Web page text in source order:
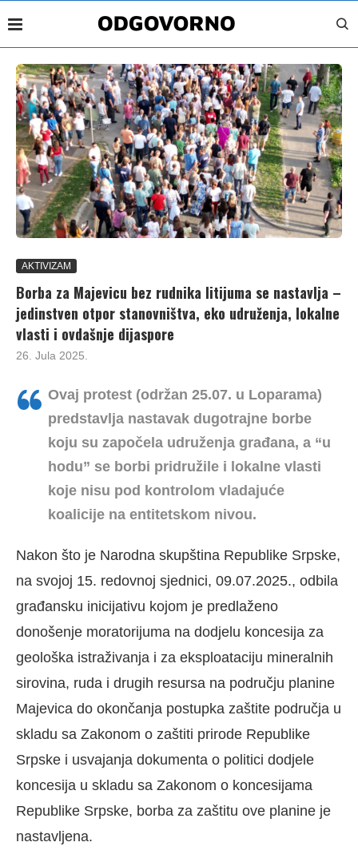
AKTIVIZAM
Borba za Majevicu bez rudnika litijuma se nastavlja –
jedinstven otpor stanovništva, eko udruženja, lokalne
vlasti i ovdašnje dijaspore
26. Jula 2025.
Ovaj protest (održan 25.07. u Loparama)
predstavlja nastavak dugotrajne borbe
koju su započela udruženja građana, a “u
hodu” se borbi pridružile i lokalne vlasti
koje nisu pod kontrolom vladajuće
koalicije na entitetskom nivou.
Nakon što je Narodna skupština Republike Srpske,
na svojoj 15. redovnoj sjednici, 09.07.2025., odbila
građansku inicijativu kojom je predlaženo
donošenje moratorijuma na dodjelu koncesija za
geološka istraživanja i za eksploataciju mineralnih
sirovina, ruda i drugih resursa na području planine
Majevica do okončanja postupka zaštite područja u
skladu sa Zakonom o zaštiti prirode Republike
Srpske i usvajanja dokumenta o politici dodjele
koncesija u skladu sa Zakonom o koncesijama
Republike Srpske, borba za zaštitu ove planine je
nastavljena.